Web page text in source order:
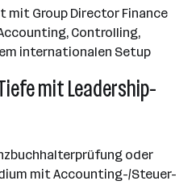
mit Group Director Finance
Controlling,
internationalen Setup
mit Leadership-
oder
mit Accounting-/Steuer-